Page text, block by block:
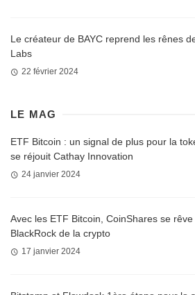
Le créateur de BAYC reprend les rênes
Labs
22 février 2024
LE MAG
ETF Bitcoin : un signal de plus pour la
se réjouit Cathay Innovation
24 janvier 2024
Avec les ETF Bitcoin, CoinShares se
BlackRock de la crypto
17 janvier 2024